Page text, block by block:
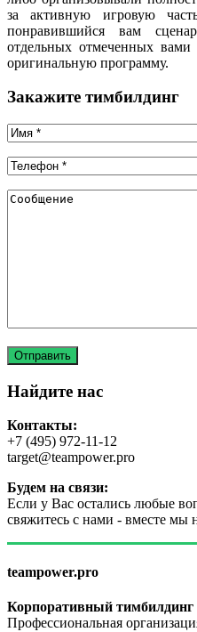
за активную игровую
понравившийся вам
отдельных отмеченных
оригинальную программу.
Закажите тимбилдинг
Найдите нас
Контакты:
+7 (495) 972-11-12
target@teampower.pro
Будем на связи:
Если у Вас остались любые
свяжитесь с нами - вместе мы
teampower.pro
Корпоративный тимбилдинг
Профессиональная